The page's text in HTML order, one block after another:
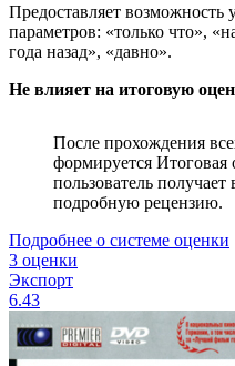
Предоставляет возможность
параметров: «только что»,
года назад», «давно».
Не влияет на итоговую
После прохождения
формируется Итоговая
пользователь
подробную рецензию.
Подробнее о системе оценки
3 оценки
Экспорт
6.43